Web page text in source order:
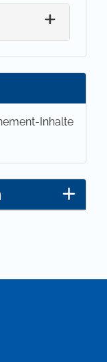
Inhalte